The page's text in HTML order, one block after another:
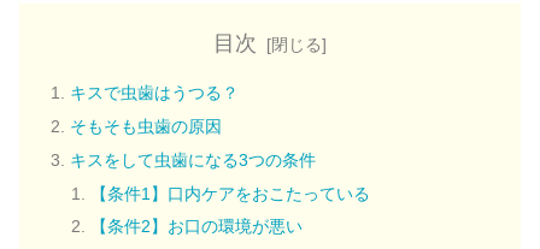
目次
キスで虫歯はうつる？
そもそも虫歯の原因
キスをして虫歯になる3つの条件
【条件1】口内ケアをおこたっている
【条件2】お口の環境が悪い